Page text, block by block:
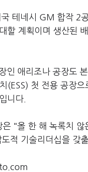
테네시 GM 합작 2
할 계획이며 생산된
인 애리조나 공장도
(ESS) 첫 전용 공장
니다.
"올 한 해 녹록치
적 기술리더십을 갖